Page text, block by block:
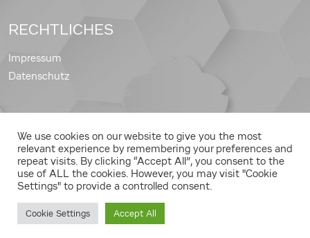
We use cookies on our website to give you the most
relevant experience by remembering your preferences and
repeat visits. By clicking “Accept All”, you consent to the
use of ALL the cookies. However, you may visit "Cookie
Settings" to provide a controlled consent.
Cookie Settings Accept All
RECHTLICHES
Impressum
Datenschutz
Copyright © 2026 Judo Landesverband Steiermark